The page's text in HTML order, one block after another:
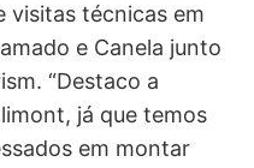
visitas técnicas em
e Canela junto
“Destaco a
já que temos
em montar